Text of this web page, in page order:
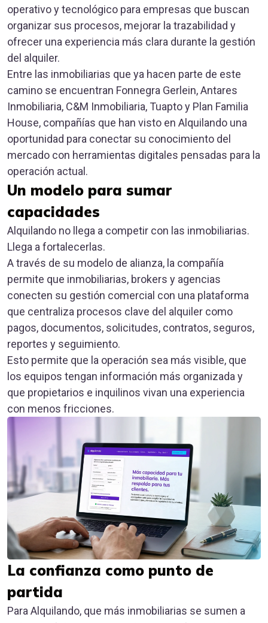
operativo y tecnológico para empresas que buscan
organizar sus procesos, mejorar la trazabilidad y
ofrecer una experiencia más clara durante la gestión
del alquiler.
Entre las inmobiliarias que ya hacen parte de este
camino se encuentran Fonnegra Gerlein, Antares
Inmobiliaria, C&M Inmobiliaria, Tuapto y Plan Familia
House, compañías que han visto en Alquilando una
oportunidad para conectar su conocimiento del
mercado con herramientas digitales pensadas para la
operación actual.
Un modelo para sumar
capacidades
Alquilando no llega a competir con las inmobiliarias.
Llega a fortalecerlas.
A través de su modelo de alianza, la compañía
permite que inmobiliarias, brokers y agencias
conecten su gestión comercial con una plataforma
que centraliza procesos clave del alquiler como
pagos, documentos, solicitudes, contratos, seguros,
reportes y seguimiento.
Esto permite que la operación sea más visible, que
los equipos tengan información más organizada y
que propietarios e inquilinos vivan una experiencia
con menos fricciones.
La confianza como punto de
partida
Para Alquilando, que más inmobiliarias se sumen a